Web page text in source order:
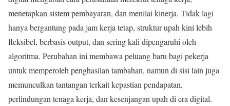
menetapkan sistem pembayaran, dan menilai kinerja. Tidak lagi
hanya bergantung pada jam kerja tetap, struktur upah kini lebih
fleksibel, berbasis output, dan sering kali dipengaruhi oleh
algoritma. Perubahan ini membawa peluang baru bagi pekerja
untuk memperoleh penghasilan tambahan, namun di sisi lain juga
memunculkan tantangan terkait kepastian pendapatan,
perlindungan tenaga kerja, dan kesenjangan upah di era digital.